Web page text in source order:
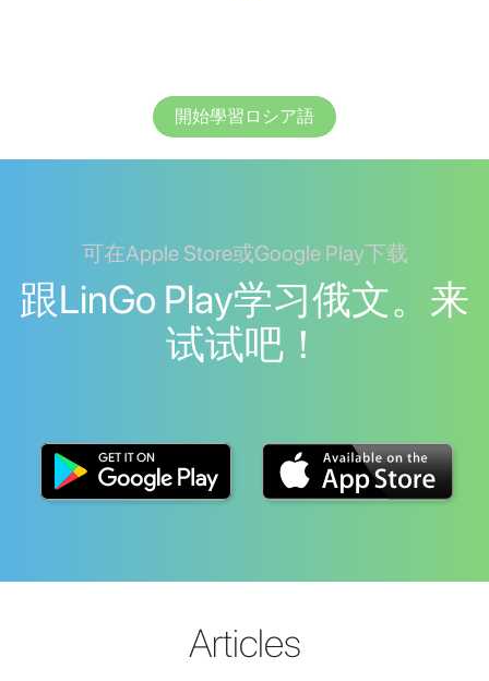
開始學習ロシア語
可在Apple Store或Google Play下载
跟LinGo Play学习俄文。来
试试吧！
Articles